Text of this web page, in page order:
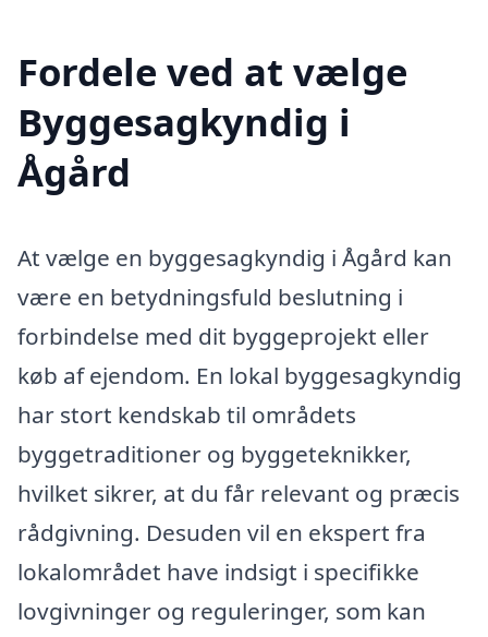
Fordele ved at vælge
Byggesagkyndig i
Ågård
At vælge en byggesagkyndig i Ågård kan
være en betydningsfuld beslutning i
forbindelse med dit byggeprojekt eller
køb af ejendom. En lokal byggesagkyndig
har stort kendskab til områdets
byggetraditioner og byggeteknikker,
hvilket sikrer, at du får relevant og præcis
rådgivning. Desuden vil en ekspert fra
lokalområdet have indsigt i specifikke
lovgivninger og reguleringer, som kan